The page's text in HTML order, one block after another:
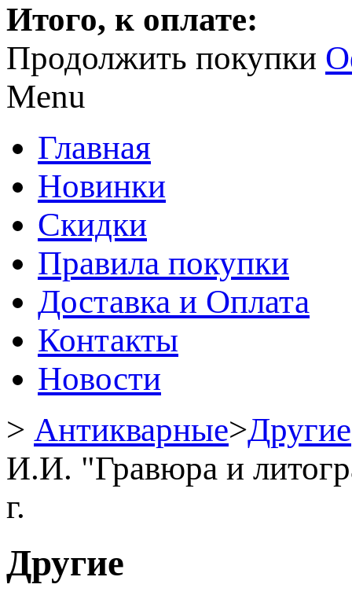
Итого, к оплате:
Продолжить покупки
Menu
Главная
Новинки
Скидки
Правила покупки
Доставка и Оплата
Контакты
Новости
> Антикварные>Другие
И.И. "Гравюра и
г.
Другие